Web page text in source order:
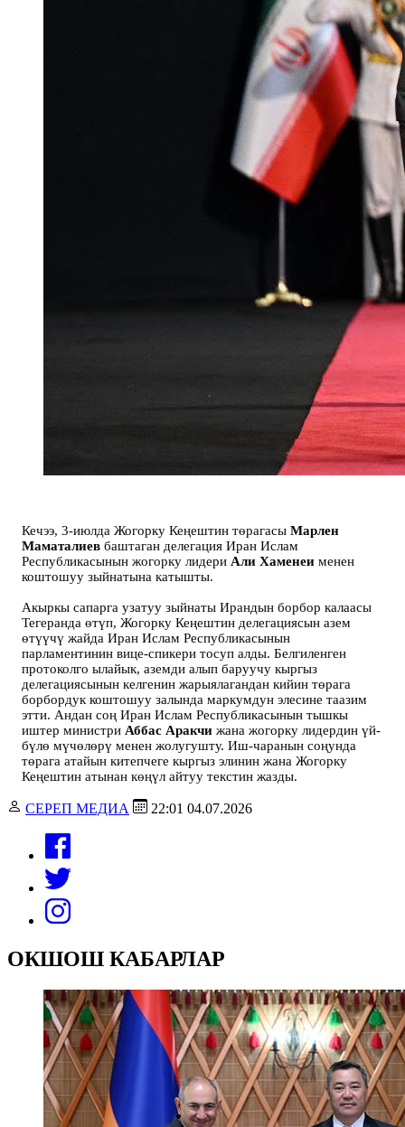
Кечээ, 3-июлда Жогорку Кеңештин төрагасы Марлен
Маматалиев баштаган делегация Иран Ислам
Республикасынын жогорку лидери Али Хаменеи менен
коштошуу зыйнатына катышты.
Акыркы сапарга узатуу зыйнаты Ирандын борбор калаасы
Тегеранда өтүп, Жогорку Кеңештин делегациясын азем
өтүүчү жайда Иран Ислам Республикасынын
парламентинин вице-спикери тосуп алды. Белгиленген
протоколго ылайык, аземди алып баруучу кыргыз
делегациясынын келгенин жарыялагандан кийин төрага
борбордук коштошуу залында маркумдун элесине таазим
этти. Андан соң Иран Ислам Республикасынын тышкы
иштер министри Аббас Аракчи жана жогорку лидердин үй-
бүлө мүчөлөрү менен жолугушту. Иш-чаранын соңунда
төрага атайын китепчеге кыргыз элинин жана Жогорку
Кеңештин атынан көңүл айтуу текстин жазды.
СЕРЕП МЕДИА 22:01 04.07.2026
ОКШОШ КАБАРЛАР